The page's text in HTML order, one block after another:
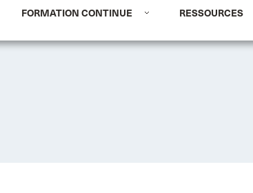
FORMATION CONTINUE RESSOURCES